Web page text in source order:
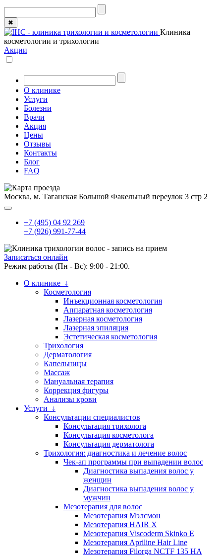
✖
Клиника
косметологии и трихологии
Акции
О клинике
Услуги
Болезни
Врачи
Акция
Цены
Отзывы
Контакты
Блог
FAQ
Москва, м. Таганская Большой Факельный переулок 3 стр 2
+7 (495) 04 92 269
+7 (926) 991-77-44
Записаться онлайн
Режим работы (Пн - Вс): 9:00 - 21:00.
О клинике ↓
Косметология
Инъекционная косметология
Аппаратная косметология
Лазерная косметология
Лазерная эпиляция
Эстетическая косметология
Трихология
Дерматология
Капельницы
Массаж
Мануальная терапия
Коррекция фигуры
Анализы крови
Услуги ↓
Консультации специалистов
Консультация трихолога
Консультация косметолога
Консультация дерматолога
Трихология: диагностика и лечение волос
Чек-ап программы при выпадении волос
Диагностика выпадения волос у
женщин
Диагностика выпадения волос у
мужчин
Мезотерапия для волос
Мезотерапия Мэлсмон
Мезотерапия HAIR X
Мезотерапия Viscoderm Skinko E
Мезотерапия Apriline Hair Line
Мезотерапия Filorga NCTF 135 HA